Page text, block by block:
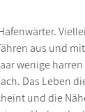
aus und
wenige
Das Leben
und die